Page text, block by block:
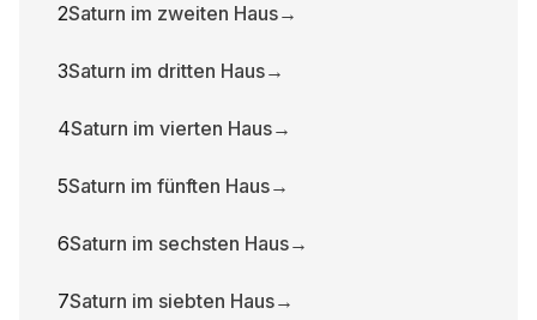
2Saturn im zweiten Haus→
3Saturn im dritten Haus→
4Saturn im vierten Haus→
5Saturn im fünften Haus→
6Saturn im sechsten Haus→
7Saturn im siebten Haus→